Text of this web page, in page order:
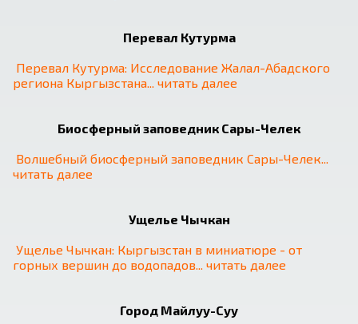
Перевал Кутурма
Перевал Кутурма: Исследование Жалал-Абадского
региона Кыргызстана... читать далее
Биосферный заповедник Сары-Челек
Волшебный биосферный заповедник Сары-Челек
читать далее
Ущелье Чычкан
Ущелье Чычкан: Кыргызстан в миниатюре - от
горных вершин до водопадов... читать далее
Город Майлуу-Суу